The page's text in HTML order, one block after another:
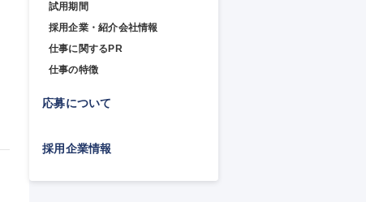
試用期間
採用企業・紹介会社情報
仕事に関するPR
仕事の特徴
応募について
採用企業情報